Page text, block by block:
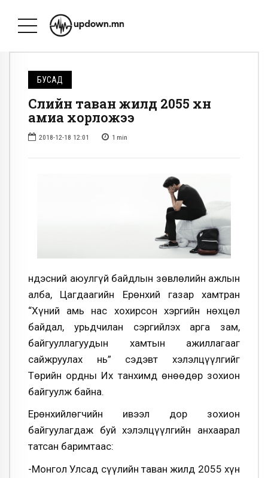
БУСАД
Сүүлийн таван жилд 2055 хүн
амиа хорложээ
2018-12-18 12:01 1 min
Үндэсний аюулгүй байдлын зөвлөлийн ажлын
алба, Цагдаагийн Ерөнхий газар хамтран
“Хүний амь нас хохирсон хэргийн нөхцөл
байдал, урьдчилан сэргийлэх арга зам,
байгууллагуудын хамтын ажиллагааг
сайжруулах нь” сэдэвт хэлэлцүүлгийг
Төрийн ордны Их танхимд өнөөдөр зохион
байгуулж байна.
Ерөнхийлөгчийн ивээл дор зохион
байгуулагдаж буй хэлэлцүүлгийн анхаарал
татсан баримтаас:
-Монгол Улсад сүүлийн таван жилд 2055 хүн